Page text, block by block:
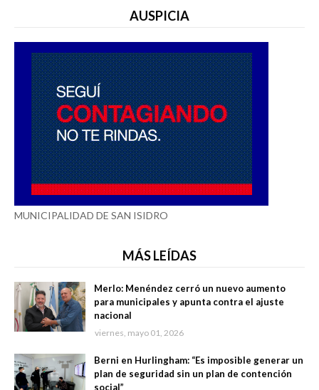
AUSPICIA
MUNICIPALIDAD DE SAN ISIDRO
MÁS LEÍDAS
Merlo: Menéndez cerró un nuevo aumento
para municipales y apunta contra el ajuste
nacional
viernes, mayo 01, 2026
Berni en Hurlingham: “Es imposible generar un
plan de seguridad sin un plan de contención
social”